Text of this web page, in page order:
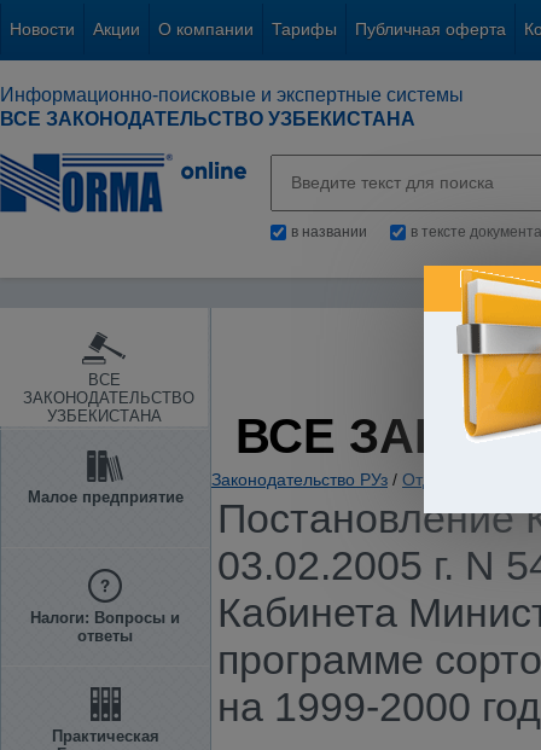
Новости Акции О компании Тарифы Публичная оферта
Информационно-поисковые и экспертные системы
ВСЕ ЗАКОНОДАТЕЛЬСТВО УЗБЕКИСТАНА
в названии в тексте документа
ВСЕ
ЗАКОНОДАТЕЛЬСТВО
УЗБЕКИСТАНА
Малое предприятие
Налоги: Вопросы и
ответы
Практическая
ВСЕ
Законодательство РУз / Отдельные
Постановление
03.02.2005 г. N
Кабинета
программе
на 1999-2000